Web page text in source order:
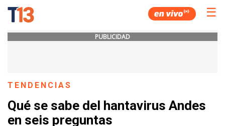
☰
PUBLICIDAD
TENDENCIAS
Qué se sabe del hantavirus Andes
en seis preguntas